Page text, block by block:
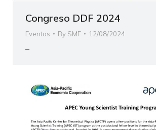
Congreso DDF 2024
Eventos By SMF 12/08/2024
–